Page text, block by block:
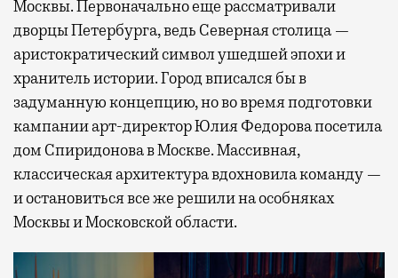
Москвы. Первоначально еще рассматривали
дворцы Петербурга, ведь Северная столица —
аристократический символ ушедшей эпохи и
хранитель истории. Город вписался бы в
задуманную концепцию, но во время подготовки
кампании арт-директор Юлия Федорова посетила
дом Спиридонова в Москве. Массивная,
классическая архитектура вдохновила команду —
и остановиться все же решили на особняках
Москвы и Московской области.